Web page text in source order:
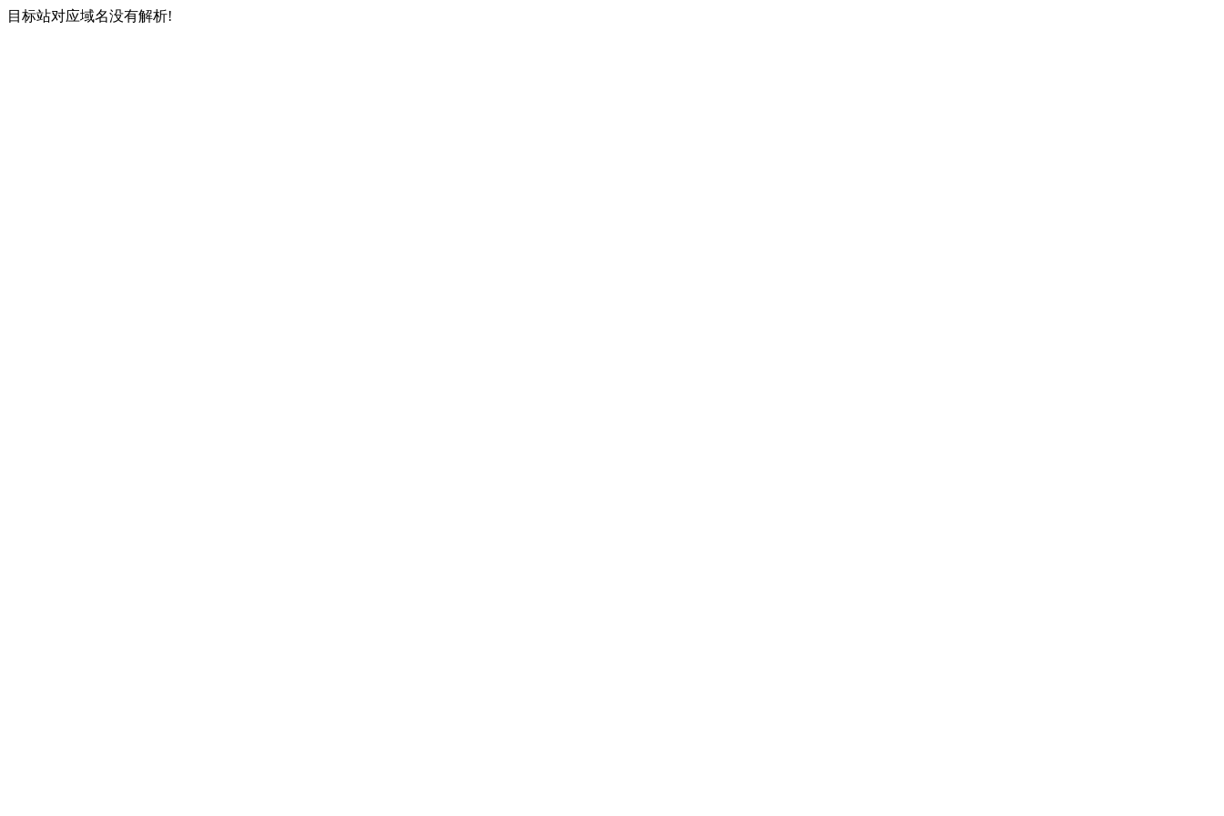
目标站对应域名没有解析!